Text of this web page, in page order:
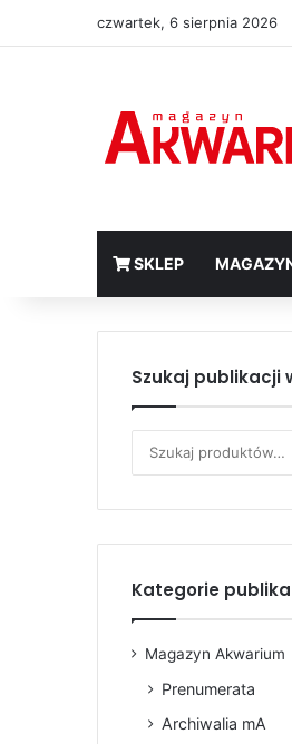
czwartek, 6 sierpnia 2026
SKLEP
Szukaj publikacji
Kategorie
Magazyn Akwarium
Prenumerata
Archiwalia mA